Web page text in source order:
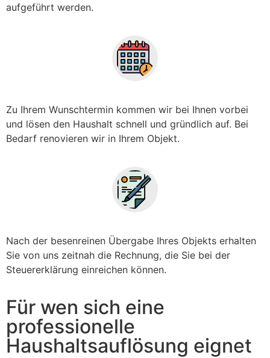
aufgeführt werden.
Zu Ihrem Wunschtermin kommen wir bei Ihnen vorbei
und lösen den Haushalt schnell und gründlich auf. Bei
Bedarf renovieren wir in Ihrem Objekt.
Nach der besenreinen Übergabe Ihres Objekts erhalten
Sie von uns zeitnah die Rechnung, die Sie bei der
Steuererklärung einreichen können.
Für wen sich eine
professionelle
Haushaltsauflösung eignet